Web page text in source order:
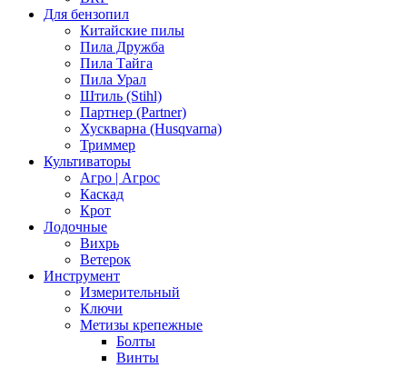
Для бензопил
Китайские пилы
Пила Дружба
Пила Тайга
Пила Урал
Штиль (Stihl)
Партнер (Partner)
Хускварна (Husqvarna)
Триммер
Культиваторы
Агро | Агрос
Каскад
Крот
Лодочные
Вихрь
Ветерок
Инструмент
Измерительный
Ключи
Метизы крепежные
Болты
Винты